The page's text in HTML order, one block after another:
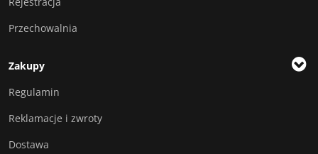
Przechowalnia
Zakupy
Regulamin
Reklamacje i zwroty
Dostawa